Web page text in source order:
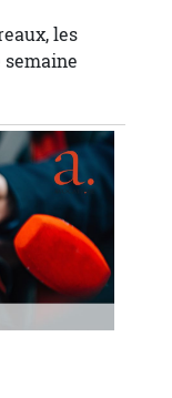
les
semaine